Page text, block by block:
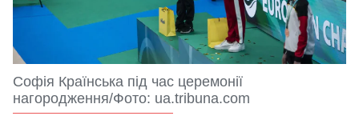
Софія Країнська під час церемонії
нагородження/Фото: ua.tribuna.com